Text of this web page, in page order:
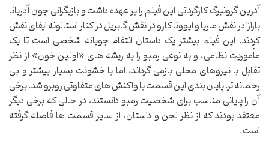
آدرین گرونبرگ کارگردانی این فیلم را بر عهده داشت و بازیگرانی چون آدریانا
بارازا در نقش ماریا و ایوونا کارو در نقش گابریل در کنار استالونه ایفای نقش
کردند. این فیلم بیشتر یک داستان انتقام جویانه شخصی است تا یک
مأموریت نظامی، و به نوعی رمبو را به ریشه های «اولین خون» از نظر
تقابل با نیروهای محلی بازمی گرداند، اما با خشونت بسیار بیشتر و بی
رحمانه تر. پایان بندی این قسمت با واکنش های متفاوتی روبرو شد. برخی
آن را پایانی مناسب برای شخصیت رمبو دانستند، در حالی که برخی دیگر
معتقد بودند که از نظر لحن و داستان، از سایر قسمت ها فاصله گرفته
است.